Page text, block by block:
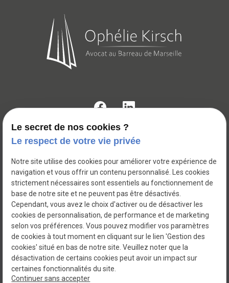
171 rue paradis
phone 04 81 68 45 65
SIRET : 529 748 279
RCS : 529 748 279
Le secret de nos cookies ?
Le respect de votre vie privée
Notre site utilise des cookies pour améliorer votre expérience de
navigation et vous offrir un contenu personnalisé. Les cookies
strictement nécessaires sont essentiels au fonctionnement de
base de notre site et ne peuvent pas être désactivés.
Cependant, vous avez le choix d'activer ou de désactiver les
cookies de personnalisation, de performance et de marketing
selon vos préférences. Vous pouvez modifier vos paramètres
de cookies à tout moment en cliquant sur le lien 'Gestion des
cookies' situé en bas de notre site. Veuillez noter que la
désactivation de certains cookies peut avoir un impact sur
certaines fonctionnalités du site.
Continuer sans accepter